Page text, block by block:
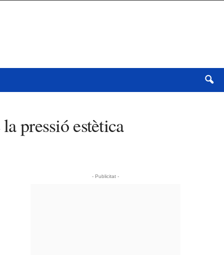
pressió estètica
- Publicitat -